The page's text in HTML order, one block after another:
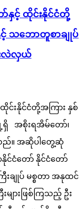
ာ်နှင့် ထိုင်းနိုင်ငံတို့
င့် သဘောတူစာချုပ်
းလဲလှယ်
ထိုင်းနိုင်ငံတို့အကြား နှစ်
အစိုးရအိမ်တော်၊
ပ်သည်။ အဆိုပါတွေ့ဆုံ
င်ငံတော် နိုင်ငံတော်
းချုပ် မစ္စတာ အနုထင်
ျားဖြစ်ကြသည့် ဦး